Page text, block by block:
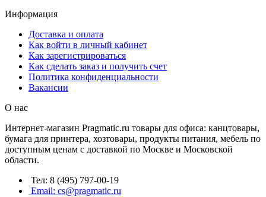
Информация
Доставка и оплата
Как войти в личный кабинет
Как зарегистрироваться
Как сделать заказ и получить счет
Политика конфиденциальности
Вакансии
О нас
Интернет-магазин Pragmatic.ru товары для офиса: канцтовары,
бумага для принтера, хозтовары, продукты питания, мебель по
доступным ценам с доставкой по Москве и Московской
области.
Тел: 8 (495) 797-00-19
Email: cs@pragmatic.ru